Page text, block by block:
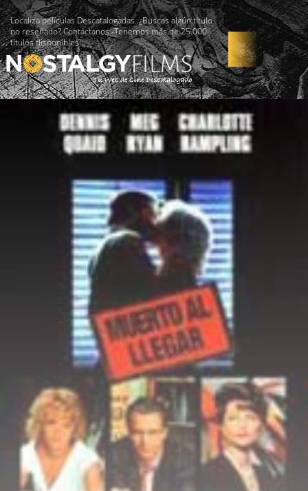
Localiza películas Descatalogadas. ¿Buscas algún título
no reseñado? Contáctanos -Tenemos más de 25.000
títulos disponibles!